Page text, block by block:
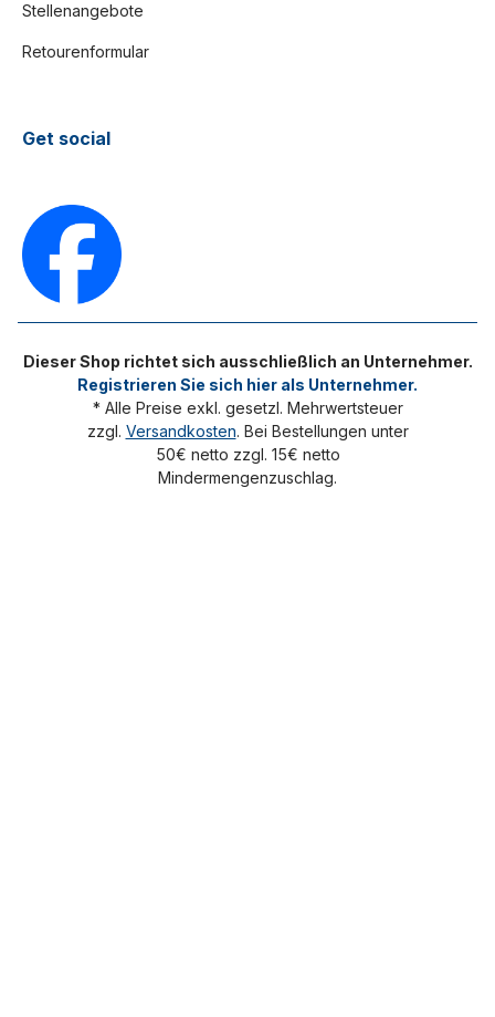
Stellenangebote
Retourenformular
Get social
Dieser Shop richtet sich ausschließlich an Unternehmer.
Registrieren Sie sich hier als Unternehmer.
* Alle Preise exkl. gesetzl. Mehrwertsteuer
zzgl. Versandkosten. Bei Bestellungen unter
50€ netto zzgl. 15€ netto
Mindermengenzuschlag.